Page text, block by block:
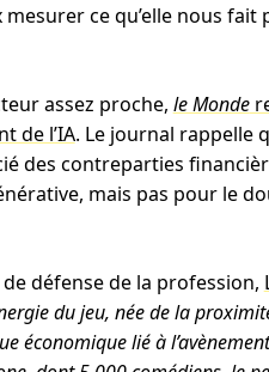
ce qu’elle nous fait
assez proche, le Monde
de l’IA. Le journal rappelle
des contreparties
mais pas pour le
défense de la profession,
du jeu, née de la
économique lié à